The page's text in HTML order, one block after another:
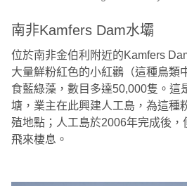
南非Kamfers Dam水壩
位於南非金伯利附近的Kamfers
大量鮮粉紅色的小紅鸛（這種鳥類
食藍綠藻，數目多達50,000隻。這
塘，業主在此興建人工島，為這種
殖地點；人工島於2006年完成後
飛來棲息。 ‭ ‬